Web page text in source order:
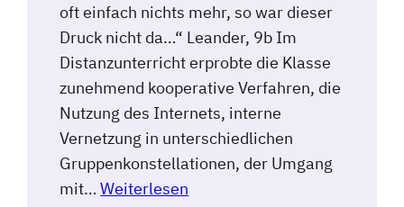
oft einfach nichts mehr, so war dieser
Druck nicht da…“ Leander, 9b Im
Distanzunterricht erprobte die Klasse
zunehmend kooperative Verfahren, die
Nutzung des Internets, interne
Vernetzung in unterschiedlichen
Gruppenkonstellationen, der Umgang
mit…Weiterlesen